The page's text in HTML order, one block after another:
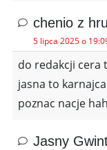
chenio z
5 lipca 2025 o
do redakcji cera
jasna to
poznac nacje
Jasny